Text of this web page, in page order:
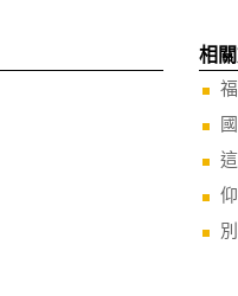
相